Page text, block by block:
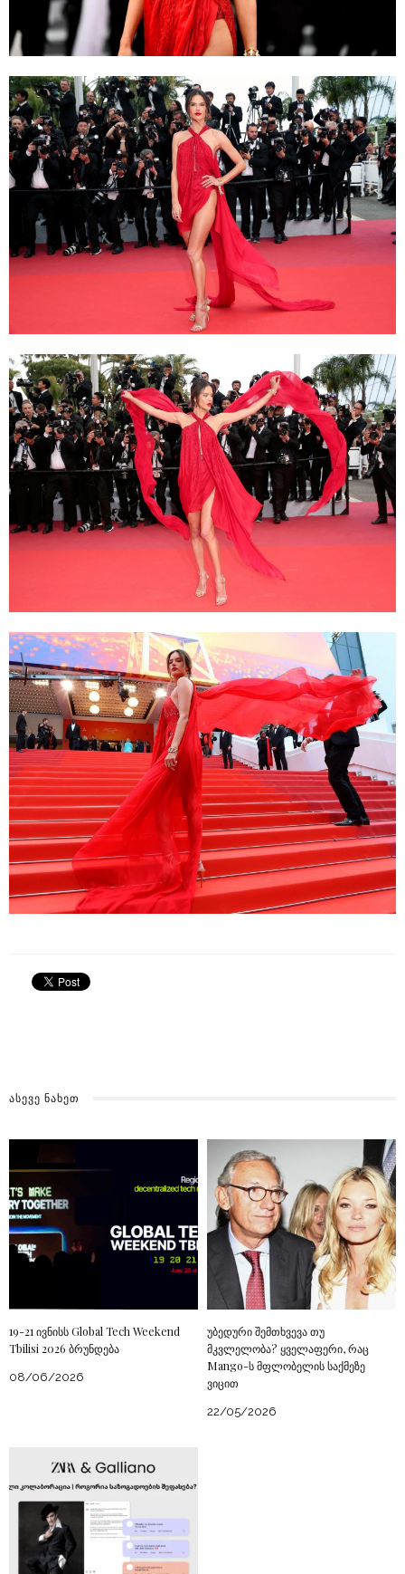
ᲐᲡᲔᲕᲔ ᲜᲐᲮᲔᲗ
19-21 ივნისს Global Tech Weekend
Tbilisi 2026 ბრუნდება
08/06/2026
უბედური შემთხვევა თუ
მკვლელობა? ყველაფერი, რაც
Mango-ს მფლობელის საქმეზე
ვიცით
22/05/2026